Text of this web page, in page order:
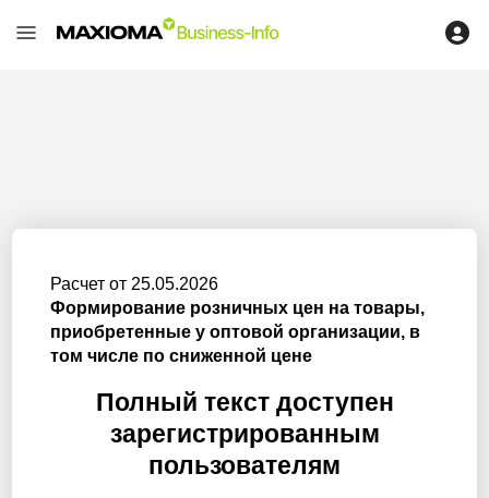
Расчет от 25.05.2026
Формирование розничных цен на товары,
приобретенные у оптовой организации, в
том числе по сниженной цене
Полный текст доступен
зарегистрированным
пользователям